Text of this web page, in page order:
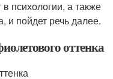
психологии, а также
и пойдет речь далее.
оттенка